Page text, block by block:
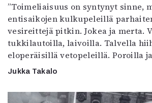
”Toimeliaisuus on syntynyt sinne,
entisaikojen kulkupeleillä
vesireittejä pitkin. Jokea ja merta.
tukkilautoilla, laivoilla. Talvella
eloperäisillä vetopeleillä. Poroilla
Jukka Takalo